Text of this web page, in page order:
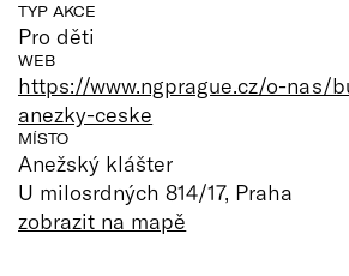
TYP AKCE
Pro děti
WEB
https://www.ngprague.cz/o-nas/
anezky-ceske
MÍSTO
Anežský klášter
U milosrdných 814/17, Praha
zobrazit na mapě